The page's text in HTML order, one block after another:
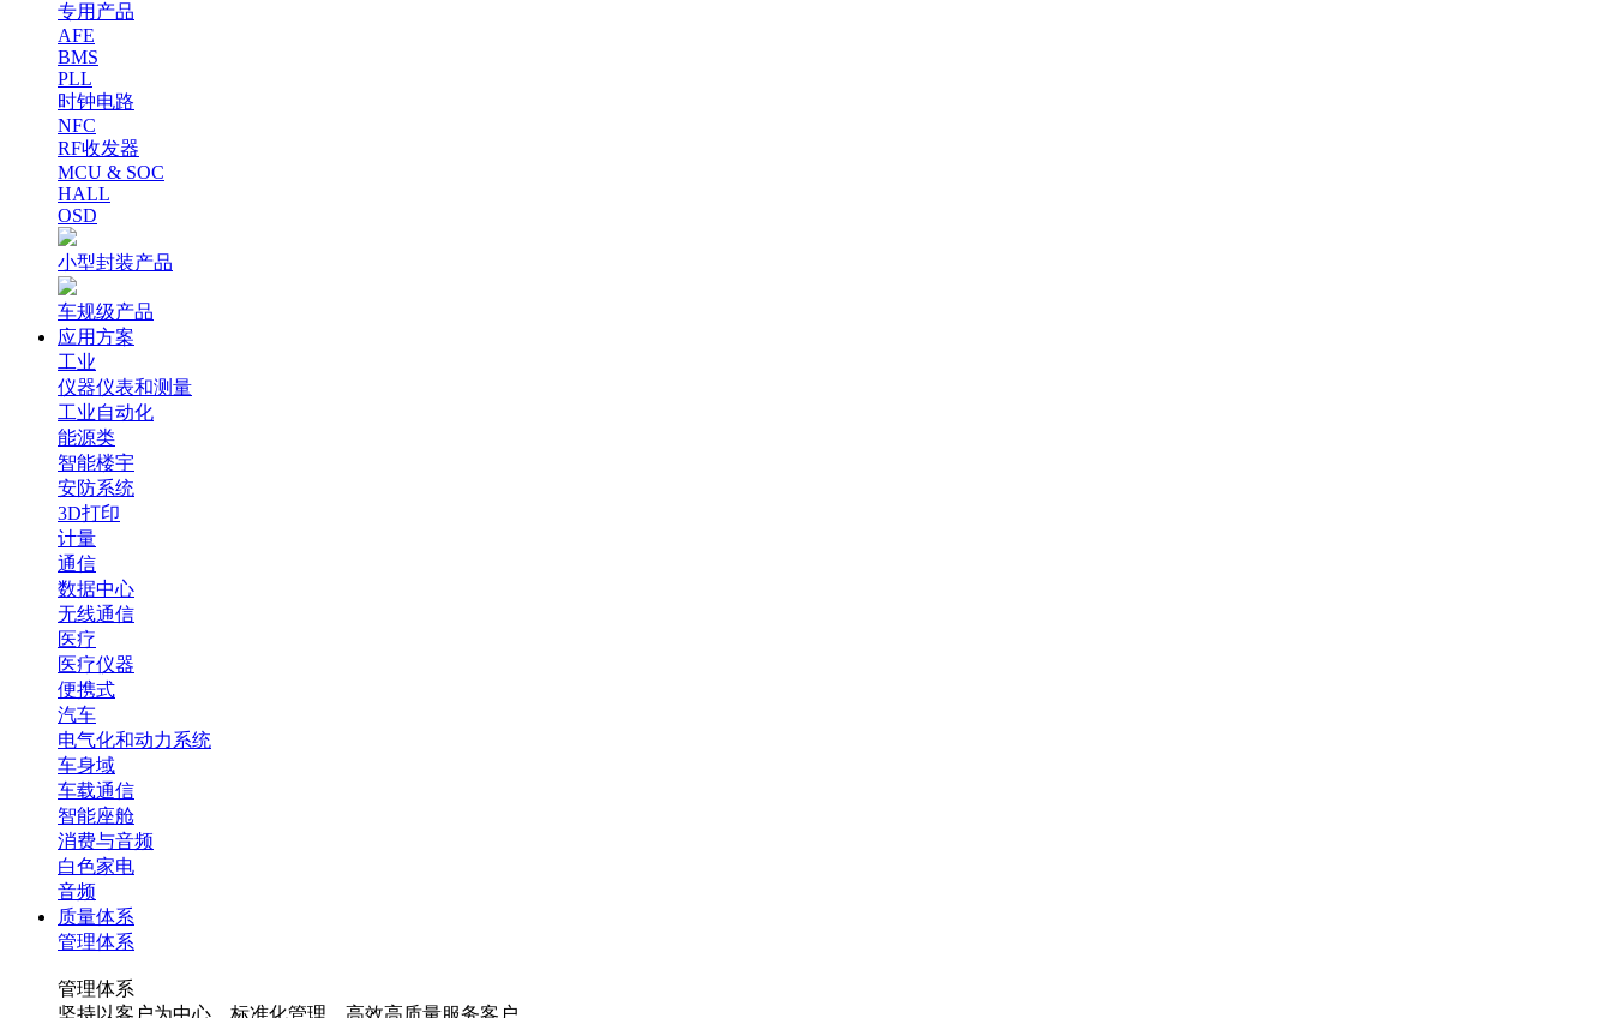
专用产品
AFE
BMS
PLL
时钟电路
NFC
RF收发器
MCU & SOC
HALL
OSD
小型封装产品
车规级产品
应用方案
工业
仪器仪表和测量
工业自动化
能源类
智能楼宇
安防系统
3D打印
计量
通信
数据中心
无线通信
医疗
医疗仪器
便携式
汽车
电气化和动力系统
车身域
车载通信
智能座舱
消费与音频
白色家电
音频
质量体系
管理体系
管理体系
坚持以客户为中心，标准化管理，高效高质量服务客户